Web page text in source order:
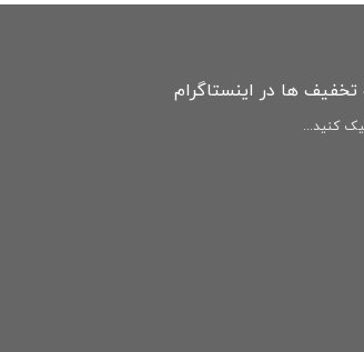
ها در اینستاگرام
کنید...